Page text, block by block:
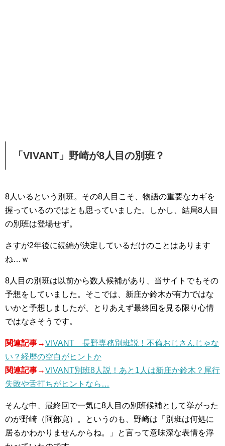
「VIVANT」野崎が8人目の別班？
8人いるという別班。その8人目こそ、物語の重要なカギを
握っているのではとも思っていました。しかし、結局8人目
の別班は登場せず。
さすが2年後に続編が決定しているだけのことはあります
ね…ｗ
8人目の別班は以前から数人候補があり、当サイトでもその
予想をしていました。そこでは、新庄か鈴木が有力ではな
いかと予想しましたが、とりあえず最終回を見る限り心情
ではなさそうです。
関連記事→VIVANT 長野専務別班説！不倫おじさんじゃな
い？経歴の空白がヒントか
関連記事→VIVANT別班8人説！あと1人は新庄か鈴木？尾行
失敗や舌打ちがヒントなら…
そんな中、最終回で一気に8人目の別班候補として挙がった
のが野崎（阿部寛）。というのも、野崎は「別班は何処に
居るかわかりませんからね。」と言って意味深な表情を浮